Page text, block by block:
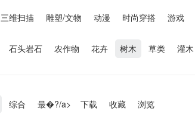
三维扫描 雕塑/文物 动漫 时尚穿搭 游戏
石头岩石 农作物 花卉 树木 草类 灌木
综合 最�?/a> 下载 收藏 浏览